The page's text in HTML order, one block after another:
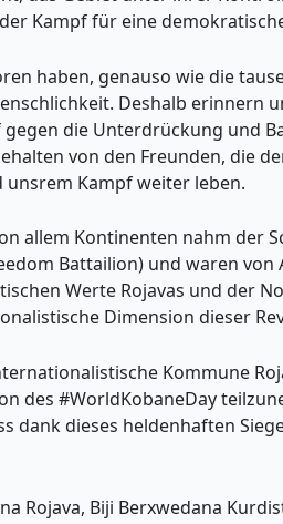
Kampf für eine
haben, genauso wie die
Deshalb erinnern
die Unterdrückung und
von den Freunden, die
unsrem Kampf weiter leben.
allem Kontinenten nahm der
Battailion) und waren
Werte Rojavas und der
Dimension dieser
Kommune
des #WorldKobaneDay
dank dieses heldenhaften
Rojava, Biji Berxwedana